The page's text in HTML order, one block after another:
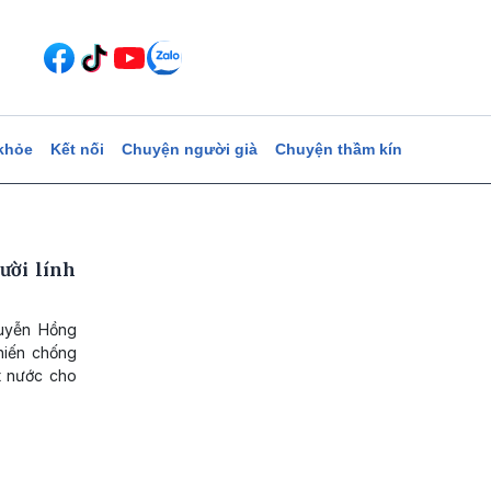
Kết nối Chuyện người già Chuyện thầm kín
lính
Hồng
chống
nước cho